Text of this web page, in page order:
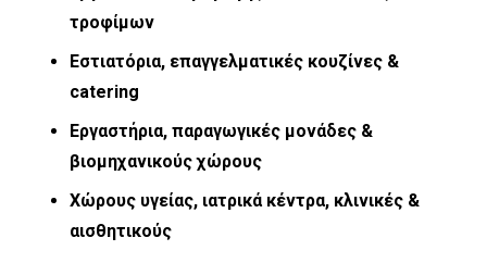
τροφίμων
Εστιατόρια, επαγγελματικές κουζίνες &
catering
Εργαστήρια, παραγωγικές μονάδες &
βιομηχανικούς χώρους
Χώρους υγείας, ιατρικά κέντρα, κλινικές &
αισθητικούς